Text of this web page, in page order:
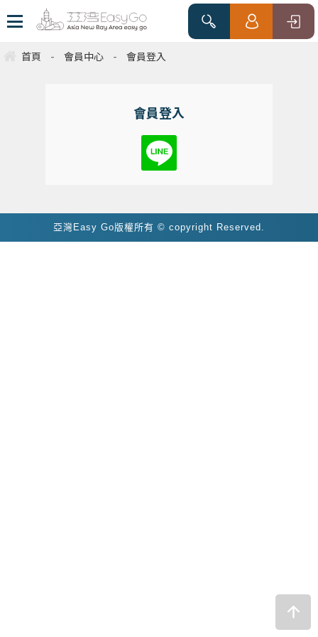
首頁 - 會員中心 - 會員登入
會員登入
亞灣Easy Go版權所有 © copyright Reserved.